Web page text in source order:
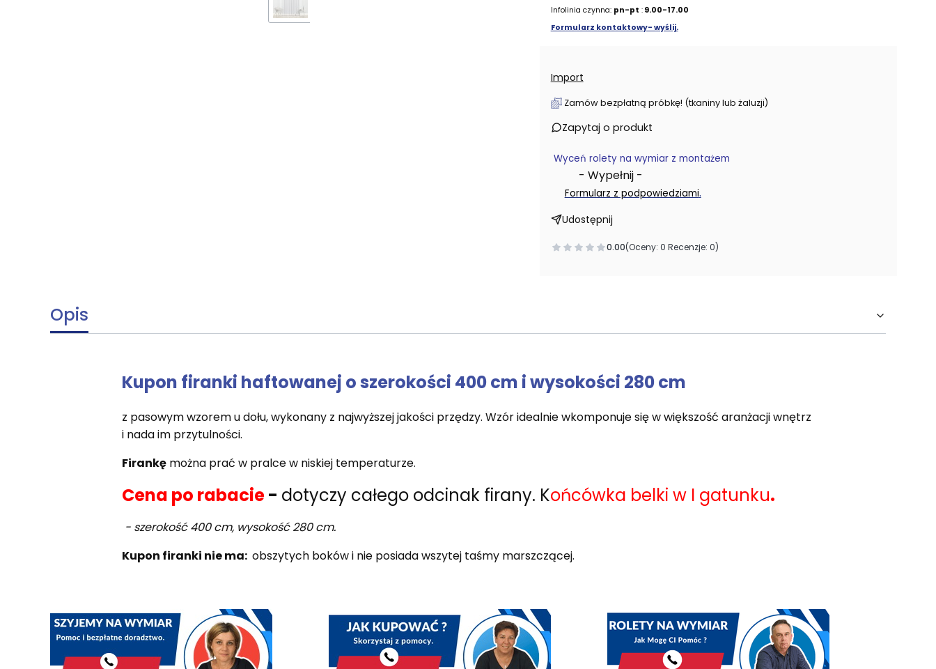
Infolinia czynna: pn-pt :9.00-17.00
Formularz kontaktowy- wyślij.
Import
Zamów bezpłatną próbkę! (tkaniny lub żaluzji)
Zapytaj o produkt
Wyceń rolety na wymiar z montażem
- Wypełnij -
Formularz z podpowiedziami.
Udostępnij
0.00(Oceny: 0 Recenzje: 0)
Opis
Kupon firanki haftowanej o szerokości 400 cm i wysokości 280 cm
z pasowym wzorem u dołu, wykonany z najwyższej jakości przędzy. Wzór idealnie wkomponuje się w większość aranżacji wnętrz
i nada im przytulności.
Firankęmożna prać w pralce w niskiej temperaturze.
Cena po rabacie- dotyczy całego odcinak firany. Końcówka belki w I gatunku.
- szerokość 400 cm, wysokość 280 cm.
Kupon firanki nie ma: obszytych boków i nie posiada wszytej taśmy marszczącej.